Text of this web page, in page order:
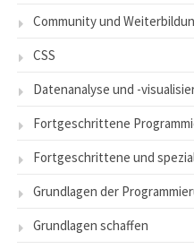
Community und
CSS
Datenanalyse und -
Fortgeschrittene
Fortgeschrittene und
Grundlagen der
Grundlagen schaffen